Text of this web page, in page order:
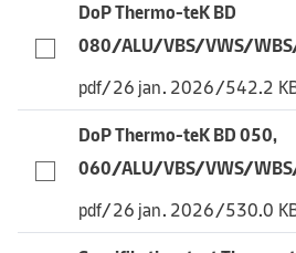
DoP Thermo-teK BD
080/ALU/VBS/VWS/
pdf/26 jan. 2026/542.2
DoP Thermo-teK BD 050,
060/ALU/VBS/VWS/
pdf/26 jan. 2026/530.0